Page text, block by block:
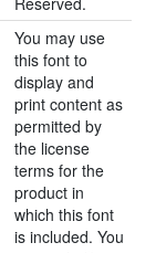
You may use
this font to
display and
print content as
permitted by
the license
terms for the
product in
which this font
is included. You